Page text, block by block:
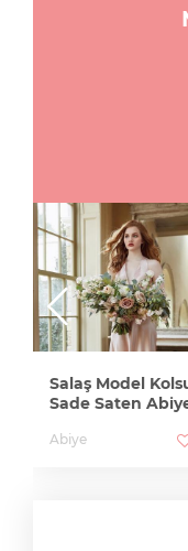
Salaş Model
Sade Saten
Abiye